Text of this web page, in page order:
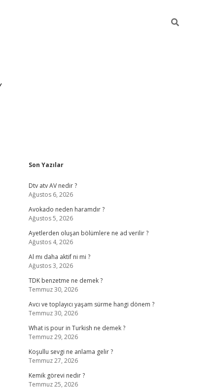
Sidebar
Son Yazılar
Dtv atv AV nedir ?
Ağustos 6, 2026
Avokado neden haramdır ?
Ağustos 5, 2026
Ayetlerden oluşan bölümlere ne ad verilir ?
Ağustos 4, 2026
Al mı daha aktif ni mi ?
Ağustos 3, 2026
TDK benzetme ne demek ?
Temmuz 30, 2026
Avcı ve toplayıcı yaşam sürme hangi dönem ?
Temmuz 30, 2026
What is pour in Turkish ne demek ?
Temmuz 29, 2026
Koşullu sevgi ne anlama gelir ?
Temmuz 27, 2026
Kemik görevi nedir ?
Temmuz 25, 2026